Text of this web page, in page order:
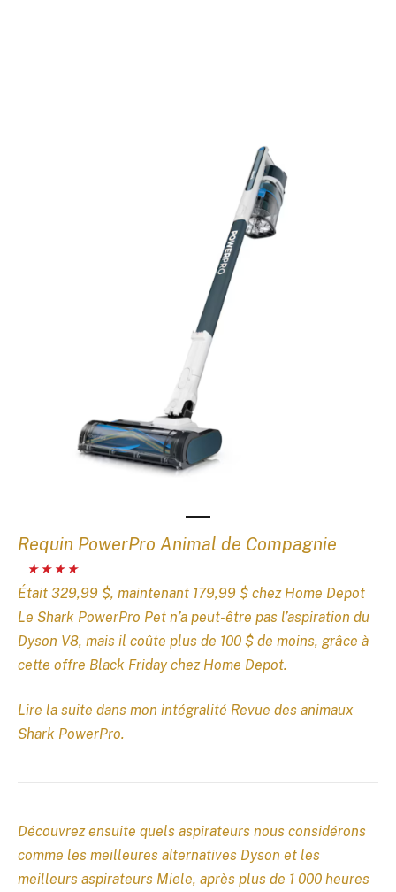
Requin PowerPro Animal de Compagnie
Était 329,99 $, maintenant 179,99 $ chez Home Depot
Le Shark PowerPro Pet n’a peut-être pas l’aspiration du
Dyson V8, mais il coûte plus de 100 $ de moins, grâce à
cette offre Black Friday chez Home Depot.
Lire la suite dans mon intégralité Revue des animaux
Shark PowerPro.
Découvrez ensuite quels aspirateurs nous considérons
comme les meilleures alternatives Dyson et les
meilleurs aspirateurs Miele, après plus de 1 000 heures